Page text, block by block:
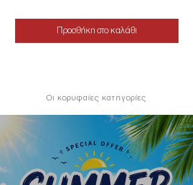
Προσθήκη στο καλάθι
Οι κορυφαίες κατηγορίες